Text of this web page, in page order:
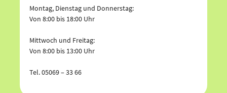
Montag, Dienstag und Donnerstag:
Von 8:00 bis 18:00 Uhr
Mittwoch und Freitag:
Von 8:00 bis 13:00 Uhr
Tel. 05069 – 33 66